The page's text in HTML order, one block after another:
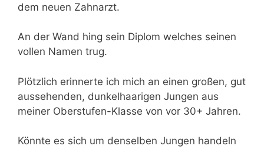
dem neuen Zahnarzt.
An der Wand hing sein Diplom welches seinen
vollen Namen trug.
Plötzlich erinnerte ich mich an einen großen, gut
aussehenden, dunkelhaarigen Jungen aus
meiner Oberstufen-Klasse von vor 30+ Jahren.
Könnte es sich um denselben Jungen handeln